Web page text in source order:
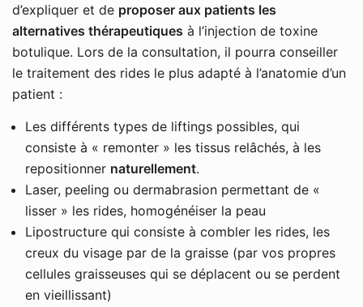
d’expliquer et de proposer aux patients les
alternatives thérapeutiques à l’injection de toxine
botulique. Lors de la consultation, il pourra conseiller
le traitement des rides le plus adapté à l’anatomie d’un
patient :
Les différents types de liftings possibles, qui
consiste à « remonter » les tissus relâchés, à les
repositionner naturellement.
Laser, peeling ou dermabrasion permettant de «
lisser » les rides, homogénéiser la peau
Lipostructure qui consiste à combler les rides, les
creux du visage par de la graisse (par vos propres
cellules graisseuses qui se déplacent ou se perdent
en vieillissant)